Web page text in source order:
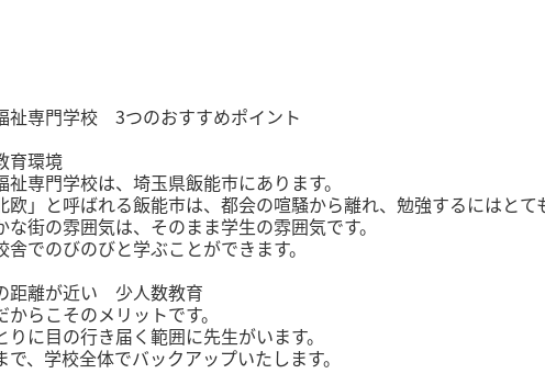
祉専門学校 3つのおすすめポイント
育環境
専門学校は、埼玉県飯能市にあります。
欧」と呼ばれる飯能市は、都会の喧騒から離れ、勉強するにはとて
な街の雰囲気は、そのまま学生の雰囲気です。
でのびのびと学ぶことができます。
距離が近い 少人数教育
らこそのメリットです。
に目の行き届く範囲に先生がいます。
、学校全体でバックアップいたします。